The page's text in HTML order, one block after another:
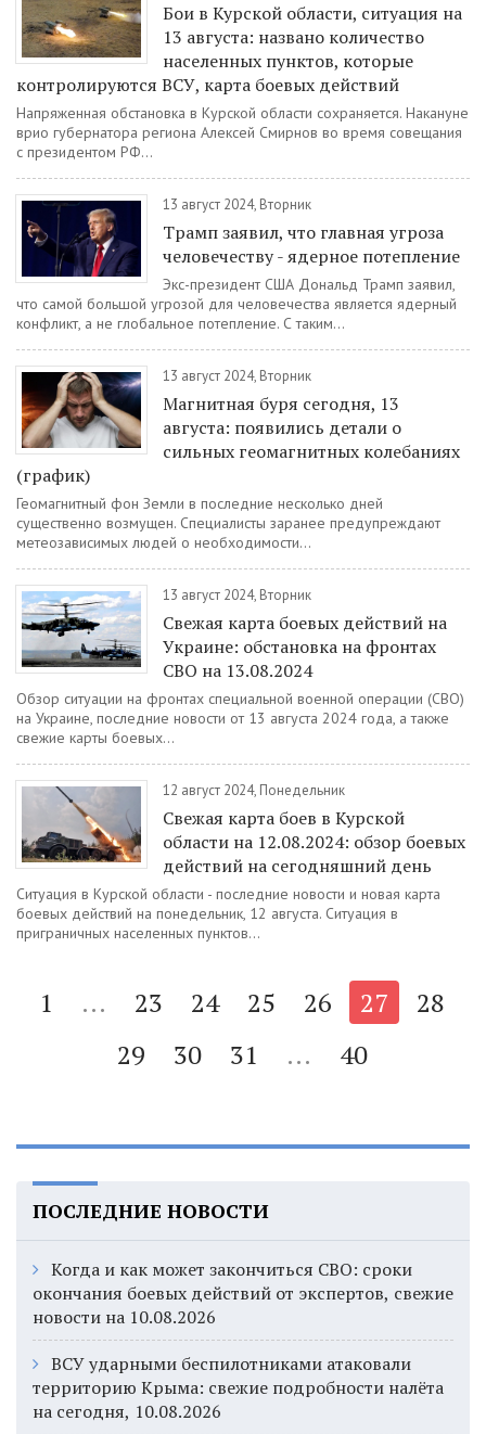
Бои в Курской области, ситуация на
13 августа: названо количество
населенных пунктов, которые
контролируются ВСУ, карта боевых действий
Напряженная обстановка в Курской области сохраняется. Накануне
врио губернатора региона Алексей Смирнов во время совещания
с президентом РФ...
13 август 2024, Вторник
Трамп заявил, что главная угроза
человечеству - ядерное потепление
Экс-президент США Дональд Трамп заявил,
что самой большой угрозой для человечества является ядерный
конфликт, а не глобальное потепление. С таким...
13 август 2024, Вторник
Магнитная буря сегодня, 13
августа: появились детали о
сильных геомагнитных колебаниях
(график)
Геомагнитный фон Земли в последние несколько дней
существенно возмущен. Специалисты заранее предупреждают
метеозависимых людей о необходимости...
13 август 2024, Вторник
Свежая карта боевых действий на
Украине: обстановка на фронтах
СВО на 13.08.2024
Обзор ситуации на фронтах специальной военной операции (СВО)
на Украине, последние новости от 13 августа 2024 года, а также
свежие карты боевых...
12 август 2024, Понедельник
Свежая карта боев в Курской
области на 12.08.2024: обзор боевых
действий на сегодняшний день
Ситуация в Курской области - последние новости и новая карта
боевых действий на понедельник, 12 августа. Ситуация в
приграничных населенных пунктов...
1 ... 23 24 25 26 27
28
29
30 31 ... 40
ПОСЛЕДНИЕ НОВОСТИ
Когда и как может закончиться СВО: сроки
окончания боевых действий от экспертов, свежие
новости на 10.08.2026
ВСУ ударными беспилотниками атаковали
территорию Крыма: свежие подробности налёта
на сегодня, 10.08.2026